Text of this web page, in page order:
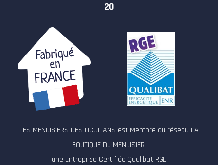
20
LES MENUISIERS DES OCCITANS est Membre du réseau LA
BOUTIQUE DU MENUISIER,
une Entreprise Certifiée Qualibat RGE